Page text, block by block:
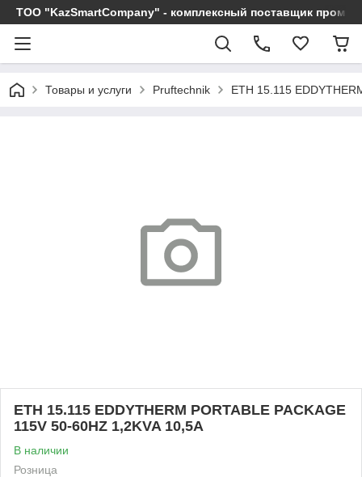
ТОО "KazSmartCompany" - комплексный поставщик
Товары и услуги Pruftechnik ETH 15.115
ETH 15.115 EDDYTHERM PORTABLE PACKAGE
115V 50-60HZ 1,2KVA 10,5A
В наличии
Розница